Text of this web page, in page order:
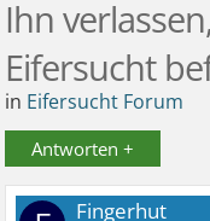
Ihn
Eifersucht
in Eifersucht Forum
Antworten +
Fingerhut